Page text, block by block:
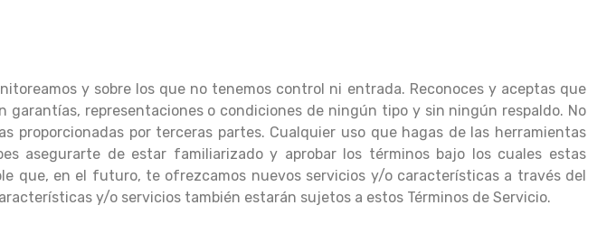
y sobre los que no tenemos control ni entrada. Reconoces y aceptas que
garantías, representaciones o condiciones de ningún tipo y sin ningún respaldo. No
por terceras partes. Cualquier uso que hagas de las herramientas
asegurarte de estar familiarizado y aprobar los términos bajo los cuales estas
que, en el futuro, te ofrezcamos nuevos servicios y/o características a través del
y/o servicios también estarán sujetos a estos Términos de Servicio.